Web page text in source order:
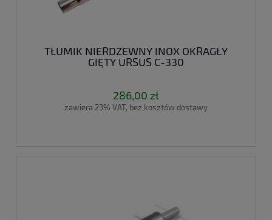
TŁUMIK NIERDZEWNY INOX OKRAGŁY
GIĘTY URSUS C-330
286,00 zł
zawiera 23% VAT, bez kosztów dostawy